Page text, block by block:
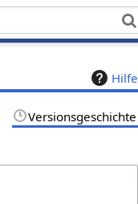
Hilfe
Versionsgeschichte